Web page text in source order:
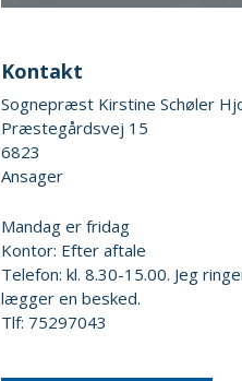
Kontakt
Sognepræst Kirstine Schøler
Præstegårdsvej 15
6823
Ansager
Mandag er fridag
Kontor: Efter aftale
Telefon: kl. 8.30-15.00. Jeg
lægger en besked.
Tlf: 75297043